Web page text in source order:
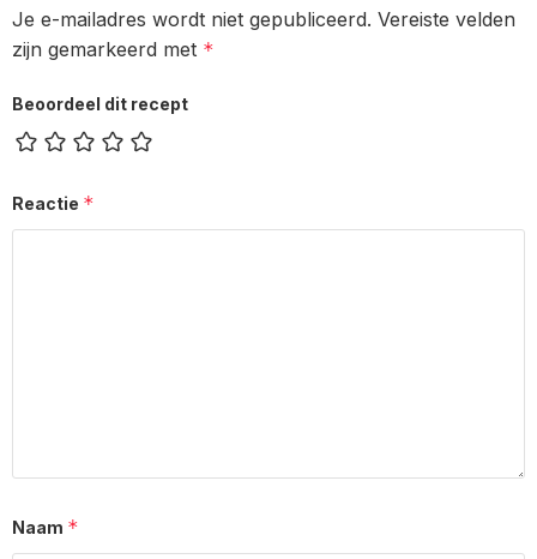
Je e-mailadres wordt niet gepubliceerd. Vereiste velden
zijn gemarkeerd met *
Beoordeel dit recept
Reactie *
Naam *